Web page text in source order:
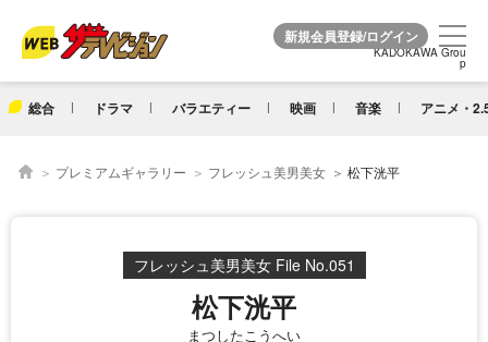
KADOKAWA Grou
p
総合 ドラマ バラエティー 映画 音楽 アニメ・
KADOKAWA Grou
p
プレミアムギャラリー フレッシュ美男美女 松下洸平
フレッシュ美男美女 File No.051
松下洸平
まつしたこうへい